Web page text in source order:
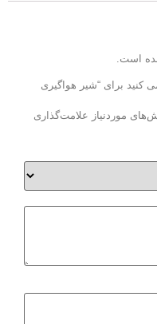
است.
کنید برای “شیر هواگیری
موردنیاز علامت‌گذاری